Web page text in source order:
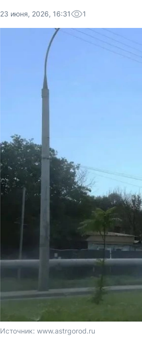
23 июня, 2026, 16:31 1
Источник: www.astrgorod.ru